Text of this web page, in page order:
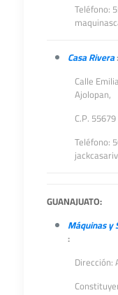
Teléfono:
Casa Rivera:
Calle
Ajolopan,
C.P.
Teléfono:
GUANAJUATO:
Máquinas y
:
Dirección: